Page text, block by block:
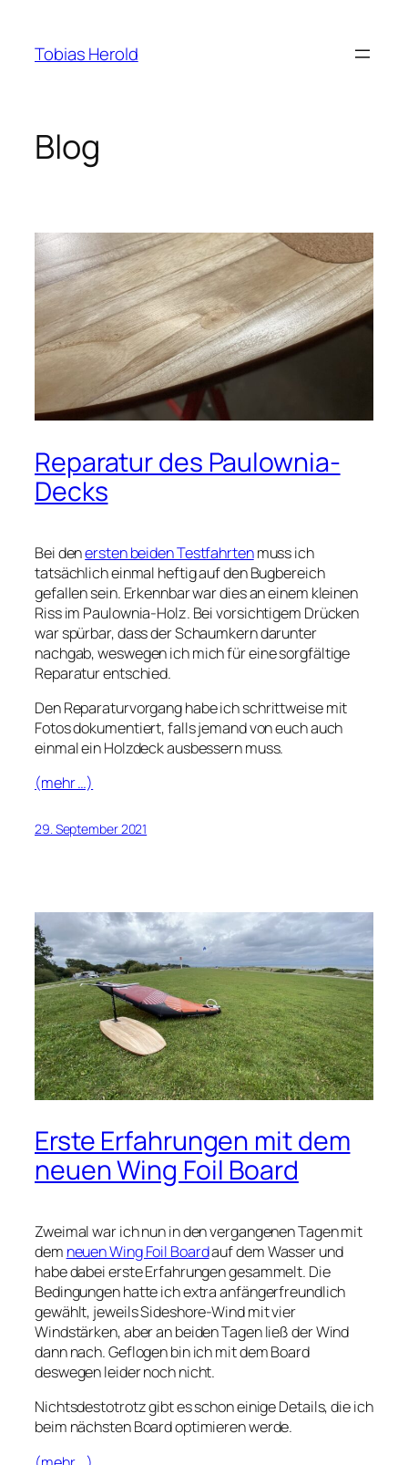
springen
Tobias Herold
Blog
Reparatur des Paulownia-
Decks
Bei denersten beiden Testfahrtenmuss ich
tatsächlich einmal heftig auf den Bugbereich
gefallen sein. Erkennbar war dies an einem kleinen
Riss im Paulownia-Holz. Bei vorsichtigem Drücken
war spürbar, dass der Schaumkern darunter
nachgab, weswegen ich mich für eine sorgfältige
Reparatur entschied.
Den Reparaturvorgang habe ich schrittweise mit
Fotos dokumentiert, falls jemand von euch auch
einmal ein Holzdeck ausbessern muss.
(mehr …)
29. September 2021
Erste Erfahrungen mit dem
neuen Wing Foil Board
Zweimal war ich nun in den vergangenen Tagen mit
dem neuen Wing Foil Boardauf dem Wasser und
habe dabei erste Erfahrungen gesammelt. Die
Bedingungen hatte ich extra anfängerfreundlich
gewählt, jeweils Sideshore-Wind mit vier
Windstärken, aber an beiden Tagen ließ der Wind
dann nach. Geflogen bin ich mit dem Board
deswegen leider noch nicht.
Nichtsdestotrotz gibt es schon einige Details, die ich
beim nächsten Board optimieren werde.